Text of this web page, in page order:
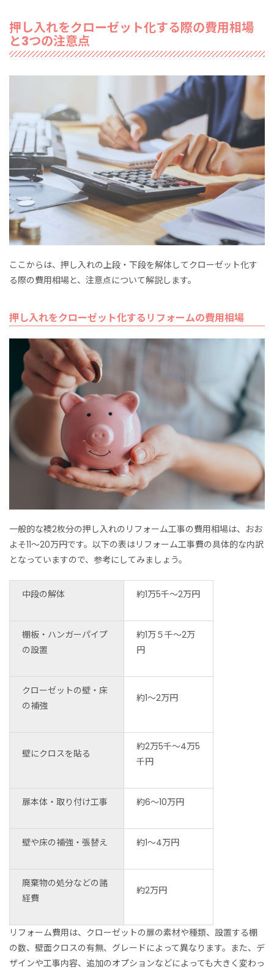
押し入れをクローゼット化する際の費用相場
と3つの注意点
ここからは、押し入れの上段・下段を解体してクローゼット化す
る際の費用相場と、注意点について解説します。
押し入れをクローゼット化するリフォームの費用相場
一般的な襖2枚分の押し入れのリフォーム工事の費用相場は、おお
よそ11～20万円です。以下の表はリフォーム工事費の具体的な内訳
となっていますので、参考にしてみましょう。
中段の解体 約1万5千～2万円
棚板・ハンガーパイプ
の設置
約1万５千～2万
円
クローゼットの壁・床
の補強
約1～2万円
壁にクロスを貼る
約2万5千～4万5
千円
扉本体・取り付け工事 約6～10万円
壁や床の補強・張替え 約1～4万円
廃棄物の処分などの諸
経費
約2万円
リフォーム費用は、クローゼットの扉の素材や種類、設置する棚
の数、壁面クロスの有無、グレードによって異なります。また、デ
ザインや工事内容、追加のオプションなどによっても大きく変わっ